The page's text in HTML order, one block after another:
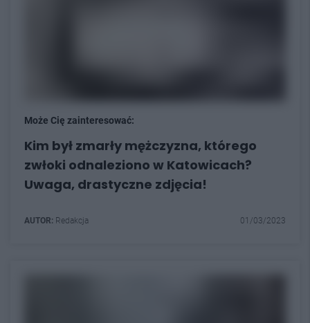
Może Cię zainteresować:
Kim był zmarły mężczyzna, którego
zwłoki odnaleziono w Katowicach?
Uwaga, drastyczne zdjęcia!
AUTOR: Redakcja 01/03/2023